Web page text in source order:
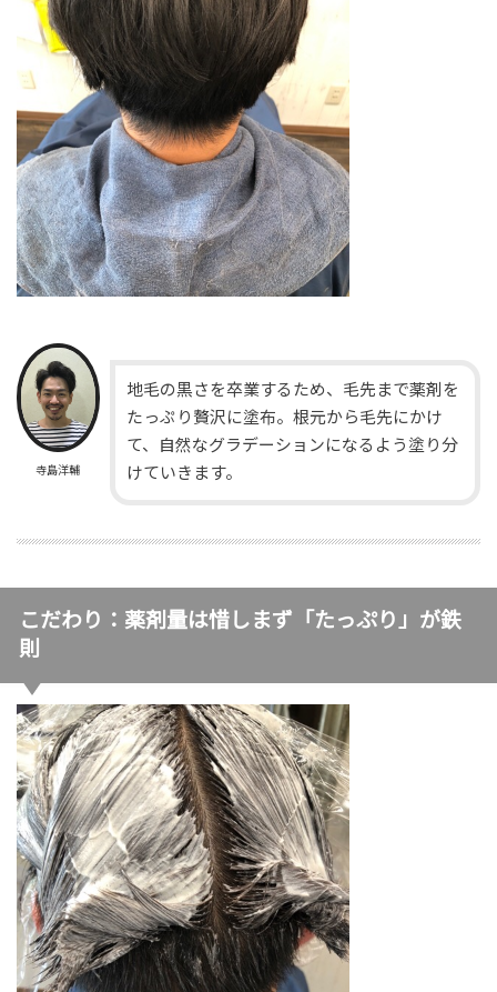
寺島洋輔
地毛の黒さを卒業するため、毛先まで薬剤を
たっぷり贅沢に塗布。根元から毛先にかけ
て、自然なグラデーションになるよう塗り分
けていきます。
こだわり：薬剤量は惜しまず「たっぷり」が鉄
則